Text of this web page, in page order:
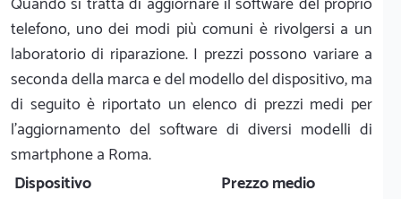
telefono, uno dei modi più comuni è rivolgersi a un
laboratorio di riparazione. I prezzi possono variare a
seconda della marca e del modello del dispositivo, ma
di seguito è riportato un elenco di prezzi medi per
l'aggiornamento del software di diversi modelli di
smartphone a Roma.
Dispositivo
Prezzo medio